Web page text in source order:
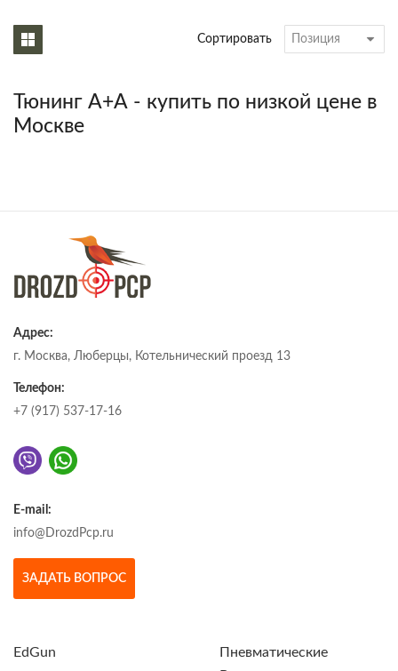
Сортировать
Тюнинг А+А - купить по низкой цене в
Москве
Адрес:
г. Москва, Люберцы, Котельнический проезд 13
Телефон:
+7 (917) 537-17-16
E-mail:
info@DrozdPcp.ru
ЗАДАТЬ ВОПРОС
EdGun
Пневматические